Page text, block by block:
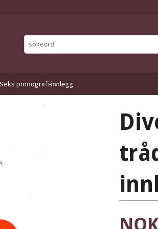
pornografi-innlegg
Pris